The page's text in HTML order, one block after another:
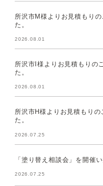
所沢市M様よりお見積もり
た。
2026.08.01
所沢市I様よりお見積もりの
た。
2026.08.01
所沢市H様よりお見積もりの
た。
2026.07.25
「塗り替え相談会」を開催
2026.07.25